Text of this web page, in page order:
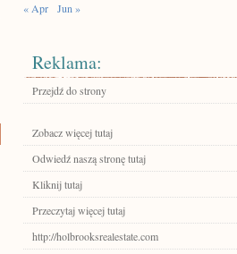
« Apr Jun »
Reklama:
Przejdź do strony
Zobacz więcej tutaj
Odwiedź naszą stronę tutaj
Kliknij tutaj
Przeczytaj więcej tutaj
http://holbrooksrealestate.com